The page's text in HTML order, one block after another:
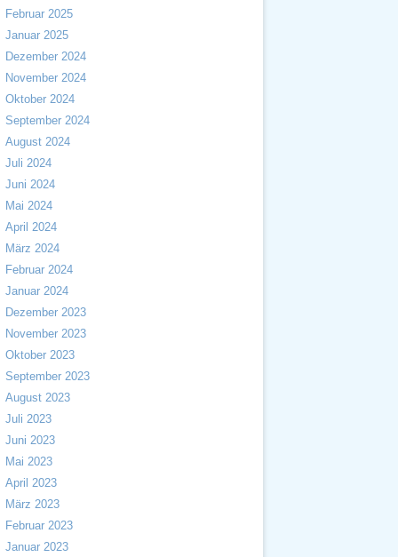
Februar 2025
Januar 2025
Dezember 2024
November 2024
Oktober 2024
September 2024
August 2024
Juli 2024
Juni 2024
Mai 2024
April 2024
März 2024
Februar 2024
Januar 2024
Dezember 2023
November 2023
Oktober 2023
September 2023
August 2023
Juli 2023
Juni 2023
Mai 2023
April 2023
März 2023
Februar 2023
Januar 2023